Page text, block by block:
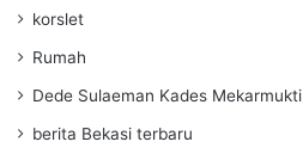
korslet
Rumah
Dede Sulaeman Kades Mekarmukti
berita Bekasi terbaru